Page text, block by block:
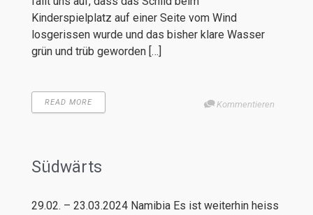
Kinderspielplatz auf einer Seite vom Wind
losgerissen wurde und das bisher klare Wasser
grün und trüb geworden […]
READ MORE Kommentieren
Südwärts
29.02. – 23.03.2024 Namibia Es ist weiterhin heiss